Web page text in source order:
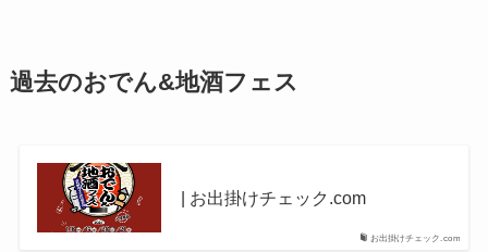
過去のおでん&地酒フェス
お出掛けチェック.com
| お出掛けチェック.com